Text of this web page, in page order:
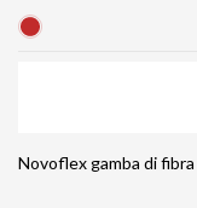
Novoflex gamba di